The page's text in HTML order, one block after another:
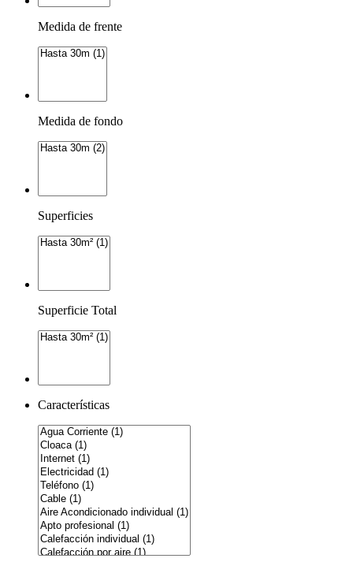
Medida de frente
Medida de fondo
Superficies
Superficie Total
Características